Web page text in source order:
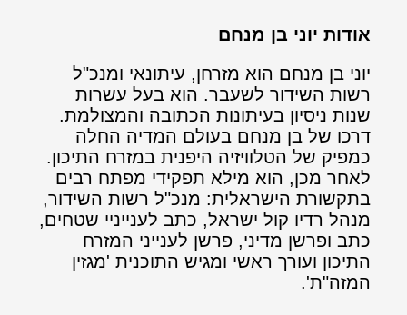
אודות יוני בן מנחם
יוני בן מנחם הוא מזרחן, עיתונאי ומנכ"ל
רשות השידור לשעבר. הוא בעל עשרות
שנות ניסיון בעיתונות הכתובה והמצולמת.
דרכו של בן מנחם בעולם המדיה החלה
כמפיק של הטלוויזיה היפנית במזרח התיכון.
לאחר מכן, הוא מילא תפקידי מפתח רבים
בתקשורת הישראלית: מנכ"ל רשות השידור,
מנהל רדיו קול ישראל, כתב לענייניי שטחים,
כתב ופרשן מדיני, פרשן לענייני המזרח
התיכון ועורך ראשי ומגיש התוכנית 'מגזין
המזה"ת'.